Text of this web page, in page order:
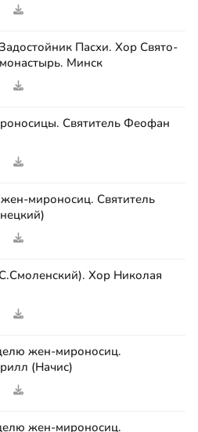
Пасхи. Хор Свято-
Минск
Святитель Феофан
мироносиц. Святитель
Хор Николая
жен-мироносиц.
(Начис)
жен-мироносиц.